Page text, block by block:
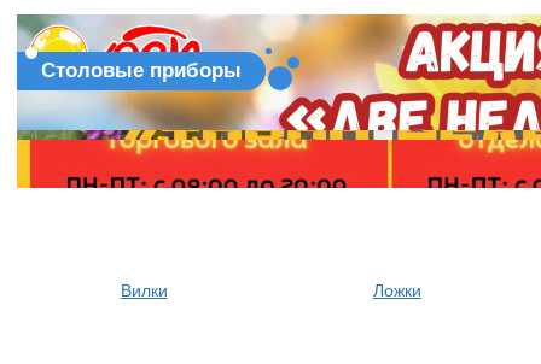
Столовые приборы
Вилки Ложки